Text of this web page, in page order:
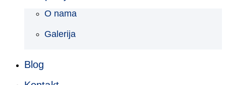
O nama
Galerija
Blog